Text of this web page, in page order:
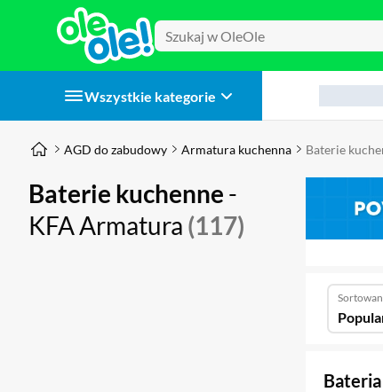
Wszystkie kategorie
AGD do zabudowy Armatura kuchenna Baterie
Baterie kuchenne -
KFA Armatura (117)